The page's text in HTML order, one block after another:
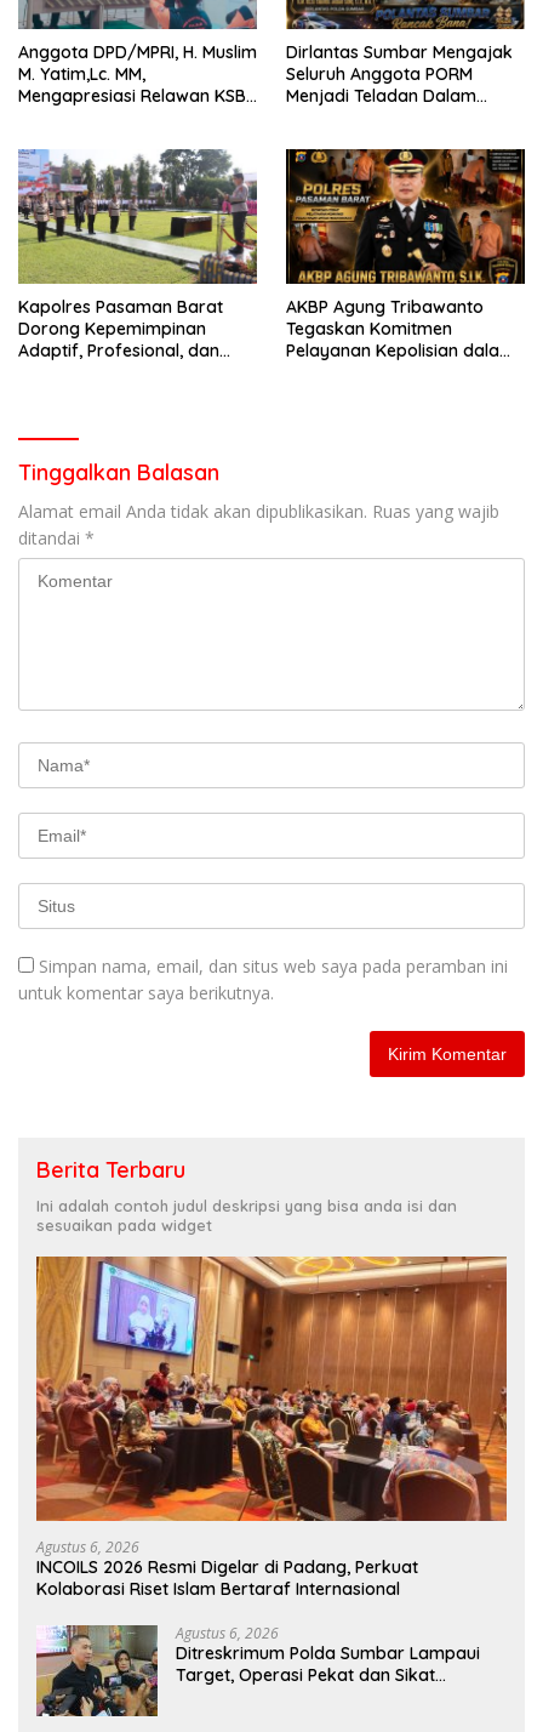
Anggota DPD/MPRI, H. Muslim
M. Yatim,Lc. MM,
Mengapresiasi Relawan KSB
Bencana
Dirlantas Sumbar Mengajak
Seluruh Anggota PORM
Menjadi Teladan Dalam
Perlengkapan Keselamatan
Berkendara
Kapolres Pasaman Barat
Dorong Kepemimpinan
Adaptif, Profesional, dan
AKBP Agung Tribawanto
Tegaskan Komitmen
Pelayanan Kepolisian dalam
Tinggalkan Balasan
Alamat email Anda tidak akan dipublikasikan. Ruas yang wajib
ditandai *
Simpan nama, email, dan situs web saya pada peramban ini
untuk komentar saya berikutnya.
Berita Terbaru
Ini adalah contoh judul deskripsi yang bisa anda isi dan
sesuaikan pada widget
Agustus 6, 2026
INCOILS 2026 Resmi Digelar di Padang, Perkuat
Kolaborasi Riset Islam Bertaraf Internasional
Agustus 6, 2026
Ditreskrimum Polda Sumbar Lampaui
Target, Operasi Pekat dan Sikat